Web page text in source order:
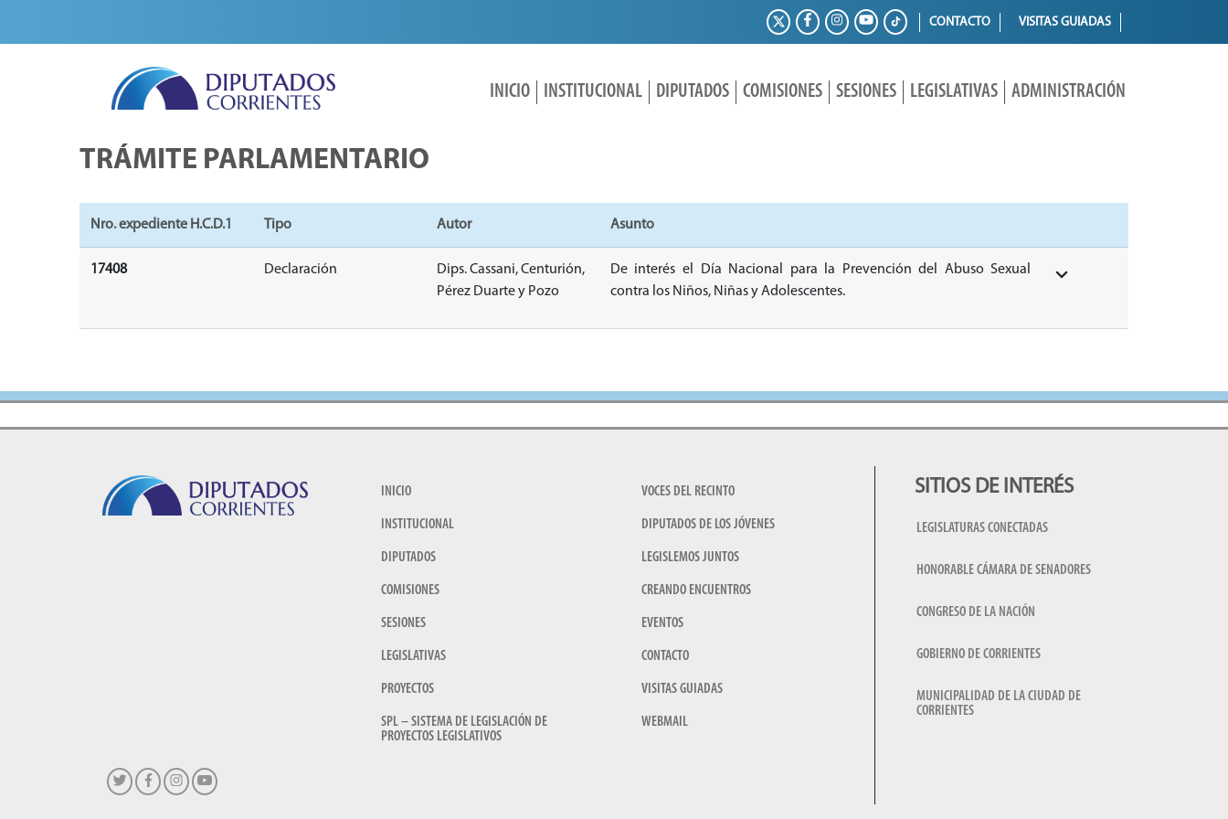
CONTACTO VISITAS GUIADAS
INICIO INSTITUCIONAL DIPUTADOS COMISIONES SESIONES LEGISLATIVAS ADMINISTRACIÓN
TRÁMITE PARLAMENTARIO
Nro. expediente H.C.D.1 Tipo Autor Asunto
17408 Declaración
Dips. Cassani, Centurión,
Pérez Duarte y Pozo
De interés el Día Nacional para la Prevención del Abuso Sexual
contra los Niños, Niñas y Adolescentes.
INICIO
INSTITUCIONAL
DIPUTADOS
COMISIONES
SESIONES
LEGISLATIVAS
PROYECTOS
SPL – SISTEMA DE LEGISLACIÓN DE
PROYECTOS LEGISLATIVOS
VOCES DEL RECINTO
DIPUTADOS DE LOS JÓVENES
LEGISLEMOS JUNTOS
CREANDO ENCUENTROS
EVENTOS
CONTACTO
VISITAS GUIADAS
WEBMAIL
SITIOS DE INTERÉS
LEGISLATURAS CONECTADAS
HONORABLE CÁMARA DE SENADORES
CONGRESO DE LA NACIÓN
GOBIERNO DE CORRIENTES
MUNICIPALIDAD DE LA CIUDAD DE
CORRIENTES